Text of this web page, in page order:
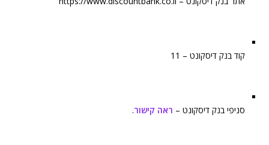
קוד בנק דיסקונט – 11
סניפי בנק דיסקונט – ראה קישור.